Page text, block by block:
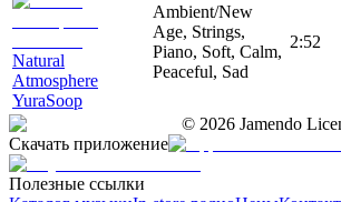
Natural
Atmosphere
YuraSoop
Ambient/New
Age, Strings,
Piano, Soft, Calm,
Peaceful, Sad
2:52
© 2026 Jamendo
Скачать приложение
Полезные ссылки